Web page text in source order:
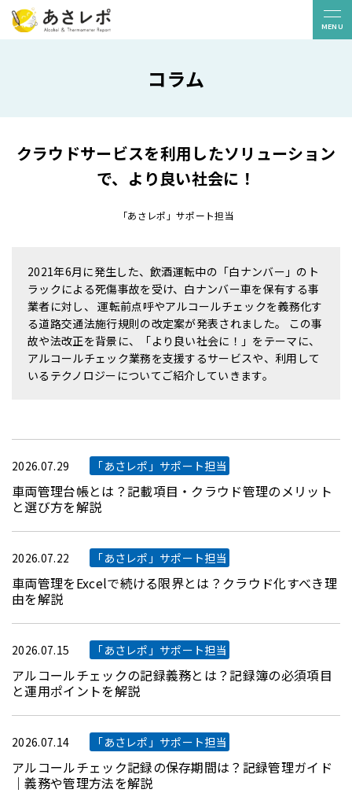
MENU
無料トライアル
貸切バス
デバイス 利用料金
サービス連携 S
コラム
クラウドサービスを利用したソリューション
で、より良い社会に！
「あさレポ」サポート担当
2021年6月に発生した、飲酒運転中の「白ナンバー」のト
ラックによる死傷事故を受け、白ナンバー車を保有する事
業者に対し、 運転前点呼やアルコールチェックを義務化す
る道路交通法施行規則の改定案が発表されました。 この事
故や法改正を背景に、「より良い社会に！」をテーマに、
アルコールチェック業務を支援するサービスや、利用して
いるテクノロジーについてご紹介していきます。
2026.07.29 「あさレポ」サポート担当
車両管理台帳とは？記載項目・クラウド管理のメリット
と選び方を解説
2026.07.22 「あさレポ」サポート担当
車両管理をExcelで続ける限界とは？クラウド化すべき理
由を解説
2026.07.15 「あさレポ」サポート担当
アルコールチェックの記録義務とは？記録簿の必須項目
と運用ポイントを解説
2026.07.14 「あさレポ」サポート担当
アルコールチェック記録の保存期間は？記録管理ガイド
｜義務や管理方法を解説